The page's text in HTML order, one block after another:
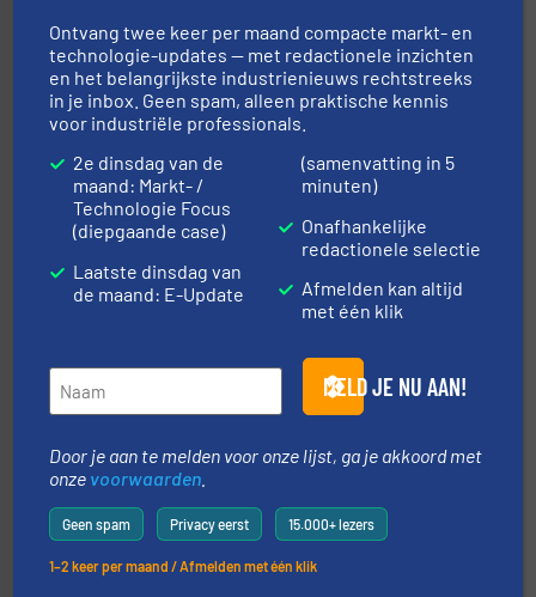
Robbe Industries nv
Sinds 1845 is Robbe Industries nv gespecialiseerd in
weeg-, verpakking- en transportprocessen die klanten
in verschillende sectoren hebben geholpen.
HETHON is wereldwijd specialist in poeder- en
vloeistofdosering, met name bij lastig te verwerken
materialen.Meer info ➜
Ontvang twee keer per maand compacte markt- en
technologie-updates — met redactionele inzichten
en het belangrijkste industrienieuws rechtstreeks
in je inbox. Geen spam, alleen praktische kennis
voor industriële professionals.
2e dinsdag van de
maand: Markt- /
Technologie Focus
(diepgaande case)
Laatste dinsdag van
de maand: E-Update
(samenvatting in 5
minuten)
Onafhankelijke
redactionele selectie
Afmelden kan altijd
met één klik
MELD JE NU AAN!
Door je aan te melden voor onze lijst, ga je akkoord met
onze voorwaarden
Geen spam Privacy eerst 15.000+ lezers
1–2 keer per maand / Afmelden met één klik